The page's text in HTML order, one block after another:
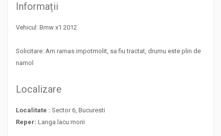
Informații
Vehicul: Bmw x1 2012
Solicitare: Am ramas impotmolit, sa fiu tractat, drumu este plin de
namol
Localizare
Localitate : Sector 6, Bucuresti
Reper: Langa lacu morii